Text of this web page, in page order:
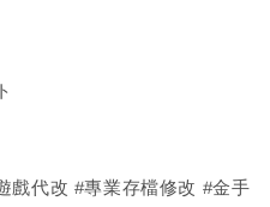
戲代改 #專業存檔修改 #金手